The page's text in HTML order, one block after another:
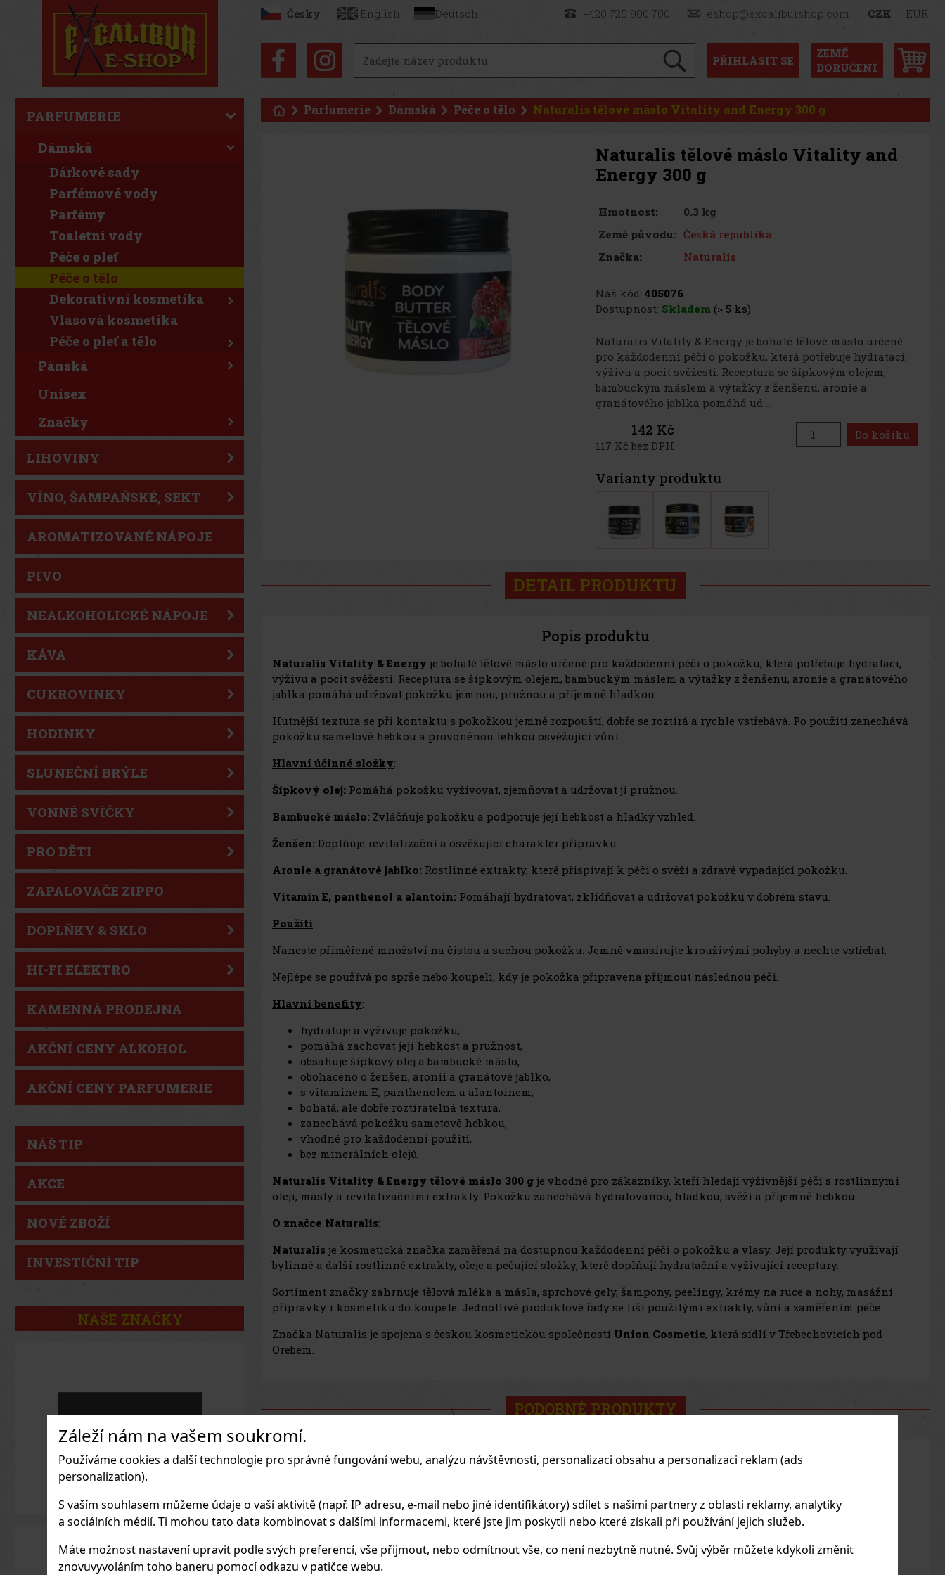
Záleží nám na vašem soukromí.
Používáme cookies a další technologie pro správné fungování webu, analýzu návštěvnosti, personalizaci obsahu a personalizaci reklam (ads
personalization).
S vaším souhlasem můžeme údaje o vaší aktivitě (např. IP adresu, e-mail nebo jiné identifikátory) sdílet s našimi partnery z oblasti reklamy, analytiky
a sociálních médií. Ti mohou tato data kombinovat s dalšími informacemi, které jste jim poskytli nebo které získali při používání jejich služeb.
Máte možnost nastavení upravit podle svých preferencí, vše přijmout, nebo odmítnout vše, co není nezbytně nutné. Svůj výběr můžete kdykoli změnit
znovuvyvoláním toho baneru pomocí odkazu v patičce webu.
Česky English Deutsch +420 725 900 700 eshop@excaliburshop.com CZK EUR
PŘIHLÁSIT SE
ZEMĚ
DORUČENÍ
PARFUMERIE
Dámská
Dárkové sady
Parfémové vody
Parfémy
Toaletní vody
Péče o pleť
Péče o tělo
Dekorativní kosmetika
Vlasová kosmetika
Péče o pleť a tělo
Pánská
Unisex
Značky
LIHOVINY
VÍNO, ŠAMPAŇSKÉ, SEKT
AROMATIZOVANÉ NÁPOJE
PIVO
NEALKOHOLICKÉ NÁPOJE
KÁVA
CUKROVINKY
HODINKY
SLUNEČNÍ BRÝLE
VONNÉ SVÍČKY
PRO DĚTI
ZAPALOVAČE ZIPPO
DOPLŇKY & SKLO
HI-FI ELEKTRO
KAMENNÁ PRODEJNA
AKČNÍ CENY ALKOHOL
AKČNÍ CENY PARFUMERIE
NÁŠ TIP
AKCE
NOVÉ ZBOŽÍ
INVESTIČNÍ TIP
NAŠE ZNAČKY
Parfumerie Dámská Péče o tělo Naturalis tělové máslo Vitality and Energy 300 g
Naturalis tělové máslo Vitality and
Energy 300 g
Hmotnost:
0.3 kg
Země původu: Česká republika
Značka:
Naturalis
Náš kód: 405076
Dostupnost: Skladem (> 5 ks)
Naturalis Vitality & Energy je bohaté tělové máslo určené
pro každodenní péči o pokožku, která potřebuje hydrataci,
výživu a pocit svěžesti. Receptura se šípkovým olejem,
bambuckým máslem a výtažky z ženšenu, aronie a
granátového jablka pomáhá ud ...
142 Kč
117 Kč bez DPH
Do košíku
Varianty produktu
DETAIL PRODUKTU
Popis produktu
Naturalis Vitality & Energy je bohaté tělové máslo určené pro každodenní péči o pokožku, která potřebuje hydrataci,
výživu a pocit svěžesti. Receptura se šípkovým olejem, bambuckým máslem a výtažky z ženšenu, aronie a granátového
jablka pomáhá udržovat pokožku jemnou, pružnou a příjemně hladkou.
Hutnější textura se při kontaktu s pokožkou jemně rozpouští, dobře se roztírá a rychle vstřebává. Po použití zanechává
pokožku sametově hebkou a provoněnou lehkou osvěžující vůní.
Hlavní účinné složky:
Šípkový olej: Pomáhá pokožku vyživovat, zjemňovat a udržovat ji pružnou.
Bambucké máslo: Zvláčňuje pokožku a podporuje její hebkost a hladký vzhled.
Ženšen: Doplňuje revitalizační a osvěžující charakter přípravku.
Aronie a granátové jablko: Rostlinné extrakty, které přispívají k péči o svěží a zdravě vypadající pokožku.
Vitamin E, panthenol a alantoin: Pomáhají hydratovat, zklidňovat a udržovat pokožku v dobrém stavu.
Použití:
Naneste přiměřené množství na čistou a suchou pokožku. Jemně vmasírujte krouživými pohyby a nechte vstřebat.
Nejlépe se používá po sprše nebo koupeli, kdy je pokožka připravena přijmout následnou péči.
Hlavní benefity:
hydratuje a vyživuje pokožku,
pomáhá zachovat její hebkost a pružnost,
obsahuje šípkový olej a bambucké máslo,
obohaceno o ženšen, aronii a granátové jablko,
s vitaminem E, panthenolem a alantoinem,
bohatá, ale dobře roztíratelná textura,
zanechává pokožku sametově hebkou,
vhodné pro každodenní použití,
bez minerálních olejů.
Naturalis Vitality & Energy tělové máslo 300 g je vhodné pro zákazníky, kteří hledají výživnější péči s rostlinnými
oleji, másly a revitalizačními extrakty. Pokožku zanechává hydratovanou, hladkou, svěží a příjemně hebkou.
O značce Naturalis:
Naturalis je kosmetická značka zaměřená na dostupnou každodenní péči o pokožku a vlasy. Její produkty využívají
bylinné a další rostlinné extrakty, oleje a pečující složky, které doplňují hydratační a vyživující receptury.
Sortiment značky zahrnuje tělová mléka a másla, sprchové gely, šampony, peelingy, krémy na ruce a nohy, masážní
přípravky i kosmetiku do koupele. Jednotlivé produktové řady se liší použitými extrakty, vůní a zaměřením péče.
Značka Naturalis je spojena s českou kosmetickou společností Union Cosmetic, která sídlí v Třebechovicích pod
Orebem.
PODOBNÉ PRODUKTY